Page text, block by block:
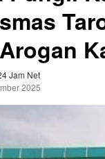
Jam Net
2025